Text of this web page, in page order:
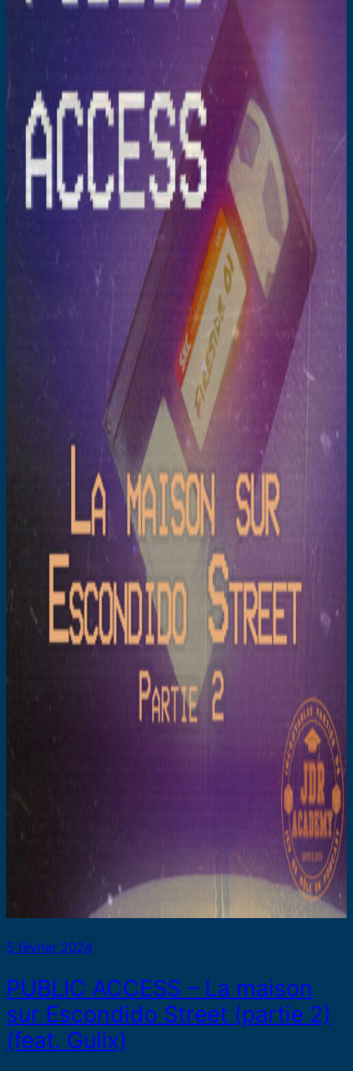
5 février 2024
PUBLIC ACCESS – La maison
sur Escondido Street (partie 2)
(feat. Gulix)